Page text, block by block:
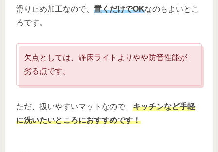
滑り止め加工なので、 置くだけでOKなのもよいとこ
ろです。
欠点としては、静床ライトよりやや防音性能が
劣る点です。
ただ、扱いやすいマットなので、 キッチンなど手軽
に洗いたいところにおすすめです！